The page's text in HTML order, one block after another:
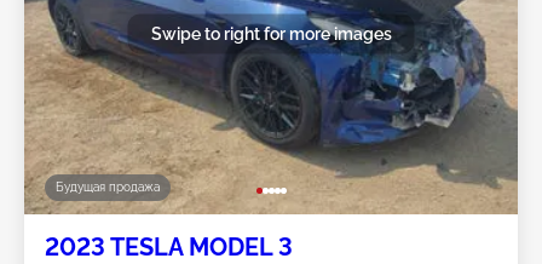
Будущая продажа
Swipe to right for more images
2023 TESLA MODEL 3